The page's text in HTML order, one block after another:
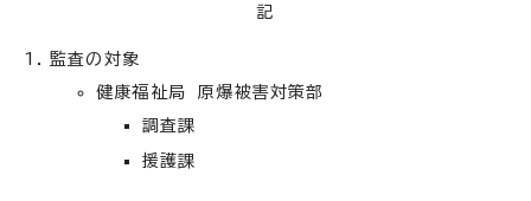
記
監査の対象
健康福祉局 原爆被害対策部
調査課
援護課